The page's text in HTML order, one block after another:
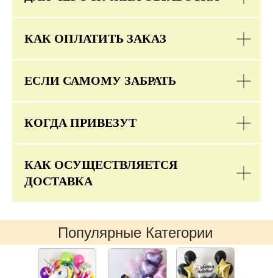
КАК ОПЛАТИТЬ ЗАКАЗ
ЕСЛИ САМОМУ ЗАБРАТЬ
КОГДА ПРИВЕЗУТ
КАК ОСУЩЕСТВЛЯЕТСЯ
ДОСТАВКА
Популярные Категории